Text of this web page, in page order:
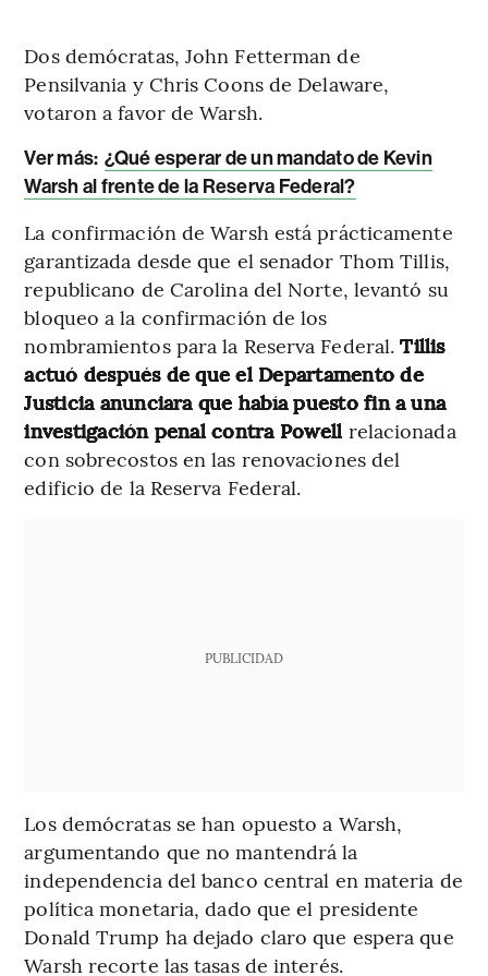
Dos demócratas, John Fetterman de
Pensilvania y Chris Coons de Delaware,
votaron a favor de Warsh.
Ver más: ¿Qué esperar de un mandato de Kevin
Warsh al frente de la Reserva Federal?
La confirmación de Warsh está prácticamente
garantizada desde que el senador Thom Tillis,
republicano de Carolina del Norte, levantó su
bloqueo a la confirmación de los
nombramientos para la Reserva Federal.Tillis
actuó después de que el Departamento de
Justicia anunciara que había puesto fin a una
investigación penal contra Powell relacionada
con sobrecostos en las renovaciones del
edificio de la Reserva Federal.
PUBLICIDAD
Los demócratas se han opuesto a Warsh,
argumentando que no mantendrá la
independencia del banco central en materia de
política monetaria, dado que el presidente
Donald Trump ha dejado claro que espera que
Warsh recorte las tasas de interés.